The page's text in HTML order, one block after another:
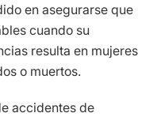
en asegurarse que
cuando su
resulta en mujeres
o muertos.
accidentes de